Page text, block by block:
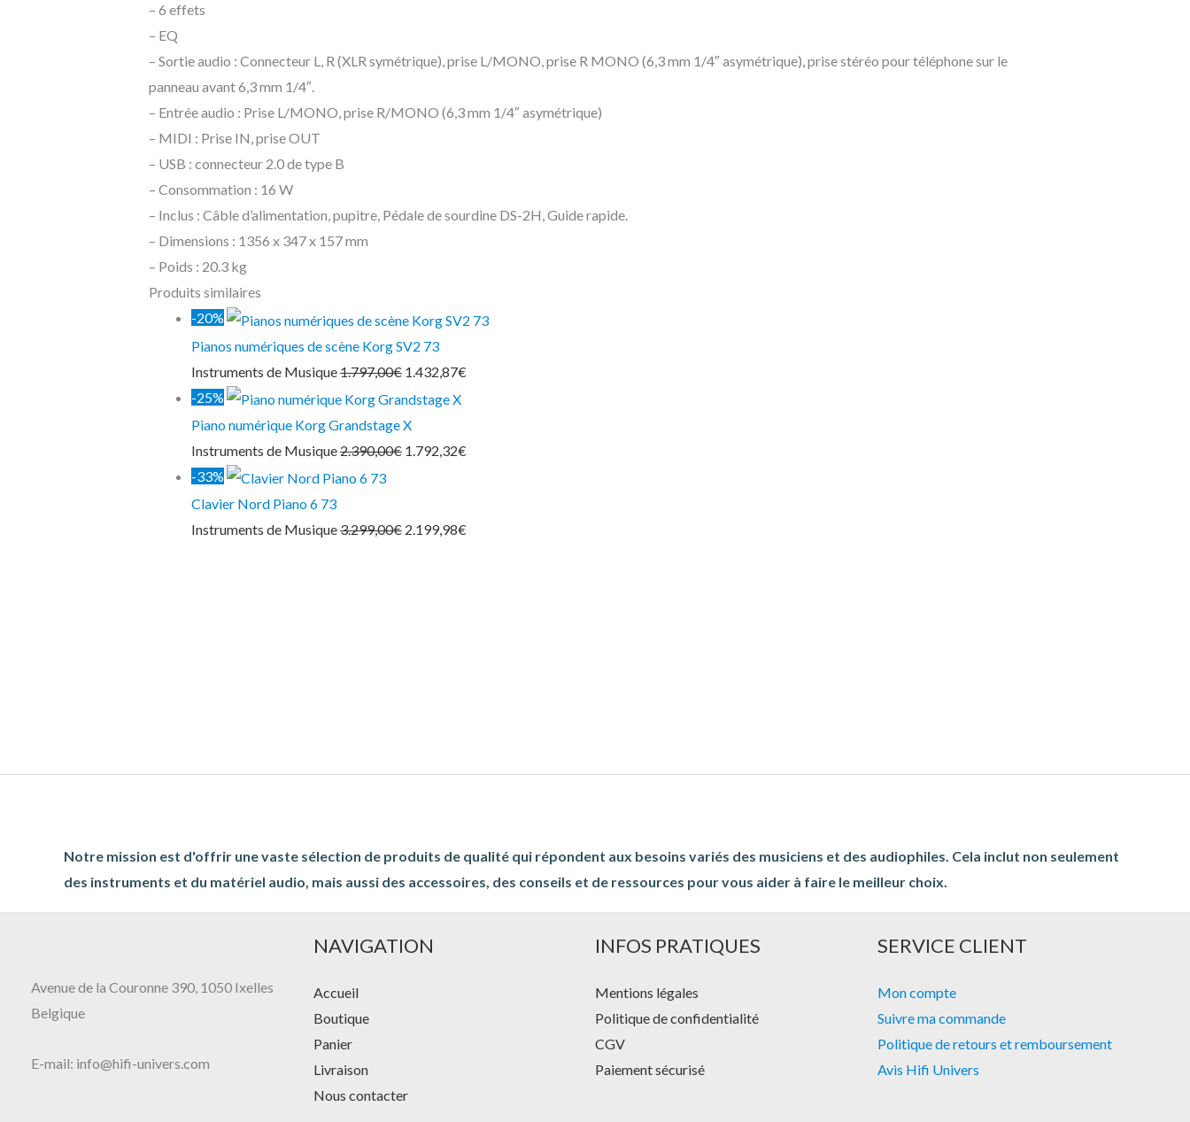
– 6 effets
– EQ
– Sortie audio : Connecteur L, R (XLR symétrique), prise L/MONO, prise R MONO (6,3 mm 1/4″ asymétrique), prise stéréo pour téléphone sur le
panneau avant 6,3 mm 1/4″.
– Entrée audio : Prise L/MONO, prise R/MONO (6,3 mm 1/4″ asymétrique)
– MIDI : Prise IN, prise OUT
– USB : connecteur 2.0 de type B
– Consommation : 16 W
– Inclus : Câble d’alimentation, pupitre, Pédale de sourdine DS-2H, Guide rapide.
– Dimensions : 1356 x 347 x 157 mm
– Poids : 20.3 kg
Produits similaires
-20%
Pianos numériques de scène Korg SV2 73
Instruments de Musique1.797,00€ 1.432,87€
-25%
Piano numérique Korg Grandstage X
Instruments de Musique2.390,00€ 1.792,32€
-33%
Clavier Nord Piano 6 73
Instruments de Musique3.299,00€ 2.199,98€
Notre mission est d'offrir une vaste sélection de produits de qualité qui répondent aux besoins variés des musiciens et des audiophiles. Cela inclut non seulement
des instruments et du matériel audio, mais aussi des accessoires, des conseils et de ressources pour vous aider à faire le meilleur choix.
Avenue de la Couronne 390, 1050 Ixelles
Belgique
E-mail: info@hifi-univers.com
NAVIGATION
Accueil
Boutique
Panier
Livraison
Nous contacter
INFOS PRATIQUES
Mentions légales
Politique de confidentialité
CGV
Paiement sécurisé
SERVICE CLIENT
Mon compte
Suivre ma commande
Politique de retours et remboursement
Avis Hifi Univers